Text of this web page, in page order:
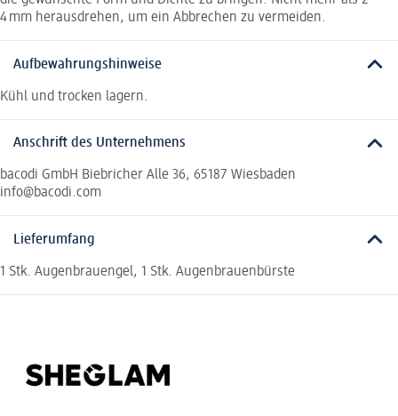
4 mm herausdrehen, um ein Abbrechen zu vermeiden.
Aufbewahrungshinweise
Kühl und trocken lagern.
Anschrift des Unternehmens
bacodi GmbH Biebricher Alle 36, 65187 Wiesbaden
info@bacodi.com
Lieferumfang
1 Stk. Augenbrauengel, 1 Stk. Augenbrauenbürste